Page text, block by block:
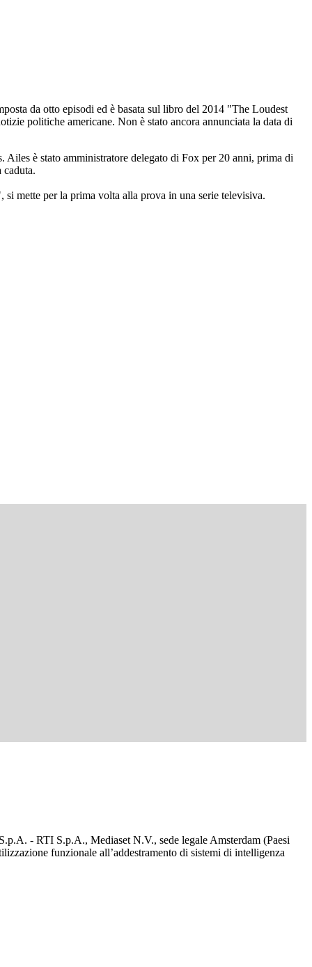
da otto episodi ed è basata sul libro del 2014 "The Loudest
politiche americane. Non è stato ancora annunciata la data di
è stato amministratore delegato di Fox per 20 anni, prima di
caduta.
mette per la prima volta alla prova in una serie televisiva.
- RTI S.p.A., Mediaset N.V., sede legale Amsterdam (Paesi
funzionale all’addestramento di sistemi di intelligenza